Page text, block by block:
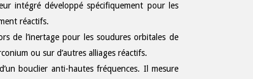
intégré développé spécifiquement pour les
réactifs.
de l’inertage pour les soudures orbitales de
ou sur d’autres alliages réactifs.
bouclier anti-hautes fréquences. Il mesure